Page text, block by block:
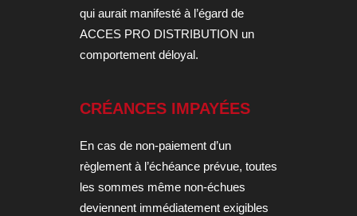
qui aurait manifesté à l’égard de
ACCES PRO DISTRIBUTION un
comportement déloyal.
CRÉANCES IMPAYÉES
En cas de non-paiement d’un
règlement à l’échéance prévue, toutes
les sommes même non-échues
deviennent immédiatement exigibles